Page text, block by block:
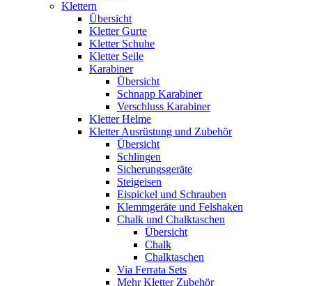
Klettern
Übersicht
Kletter Gurte
Kletter Schuhe
Kletter Seile
Karabiner
Übersicht
Schnapp Karabiner
Verschluss Karabiner
Kletter Helme
Kletter Ausrüstung und Zubehör
Übersicht
Schlingen
Sicherungsgeräte
Steigeisen
Eispickel und Schrauben
Klemmgeräte und Felshaken
Chalk und Chalktaschen
Übersicht
Chalk
Chalktaschen
Via Ferrata Sets
Mehr Kletter Zubehör